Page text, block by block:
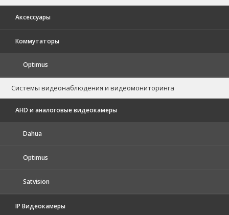
Аксессуары
Коммутаторы
Optimus
Системы видеонаблюдения и видеомониторинга
AHD и аналоговые видеокамеры
Dahua
Optimus
Satvision
IP Видеокамеры